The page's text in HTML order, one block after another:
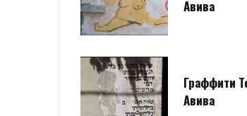
Авива
Граффити
Авива